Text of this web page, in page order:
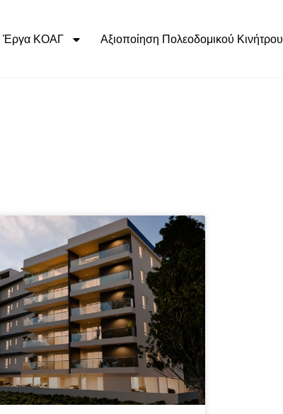
Έργα ΚΟΑΓ Αξιοποίηση Πολεοδομικού Κινήτρου